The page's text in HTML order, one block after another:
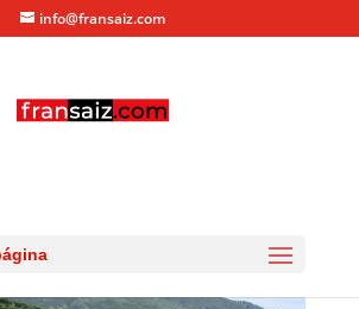
info@fransaiz.com